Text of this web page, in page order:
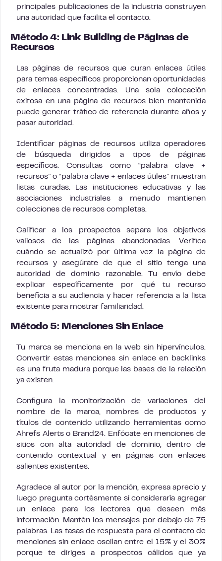
principales publicaciones de la industria construyen
una autoridad que facilita el contacto.
Método 4: Link Building de Páginas de
Recursos
Las páginas de recursos que curan enlaces útiles
para temas específicos proporcionan oportunidades
de enlaces concentradas. Una sola colocación
exitosa en una página de recursos bien mantenida
puede generar tráfico de referencia durante años y
pasar autoridad.
Identificar páginas de recursos utiliza operadores
de búsqueda dirigidos a tipos de páginas
específicos. Consultas como “palabra clave +
recursos” o “palabra clave + enlaces útiles” muestran
listas curadas. Las instituciones educativas y las
asociaciones industriales a menudo mantienen
colecciones de recursos completas.
Calificar a los prospectos separa los objetivos
valiosos de las páginas abandonadas. Verifica
cuándo se actualizó por última vez la página de
recursos y asegúrate de que el sitio tenga una
autoridad de dominio razonable. Tu envío debe
explicar específicamente por qué tu recurso
beneficia a su audiencia y hacer referencia a la lista
existente para mostrar familiaridad.
Método 5: Menciones Sin Enlace
Tu marca se menciona en la web sin hipervínculos.
Convertir estas menciones sin enlace en backlinks
es una fruta madura porque las bases de la relación
ya existen.
Configura la monitorización de variaciones del
nombre de la marca, nombres de productos y
títulos de contenido utilizando herramientas como
Ahrefs Alerts o Brand24. Enfócate en menciones de
sitios con alta autoridad de dominio, dentro de
contenido contextual y en páginas con enlaces
salientes existentes.
Agradece al autor por la mención, expresa aprecio y
luego pregunta cortésmente si consideraría agregar
un enlace para los lectores que deseen más
información. Mantén los mensajes por debajo de 75
palabras. Las tasas de respuesta para el contacto de
menciones sin enlace oscilan entre el 15% y el 30%
porque te diriges a prospectos cálidos que ya